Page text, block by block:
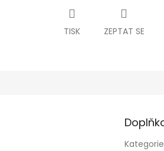
TISK ZEPTAT SE
Kategorie